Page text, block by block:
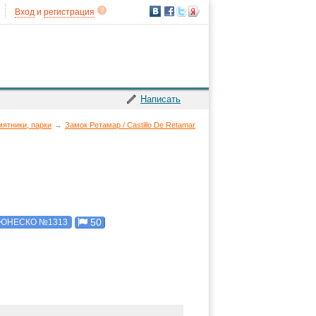
Вход и регистрация
Написать
парки → Замок Ретамар / Castillo De Retamar
ЮНЕСКО №1313 50